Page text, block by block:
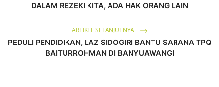
DALAM REZEKI KITA, ADA HAK ORANG LAIN
ARTIKEL SELANJUTNYA
PEDULI PENDIDIKAN, LAZ SIDOGIRI BANTU SARANA TPQ
BAITURROHMAN DI BANYUAWANGI